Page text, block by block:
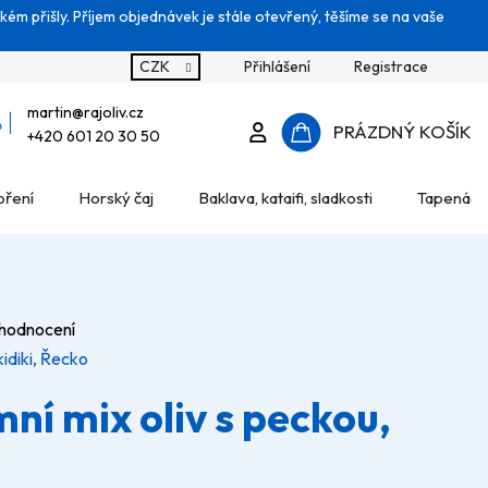
přišly. Příjem objednávek je stále otevřený, těšíme se na vaše
CZK Přihlášení Registrace
martin@rajoliv.cz
+420 601 20 30 50
Přihlášení
KOŠÍK
PRÁZDNÝ KOŠÍK
Horský čaj Baklava, kataifi, sladkosti
Řecko
mix oliv s peckou,